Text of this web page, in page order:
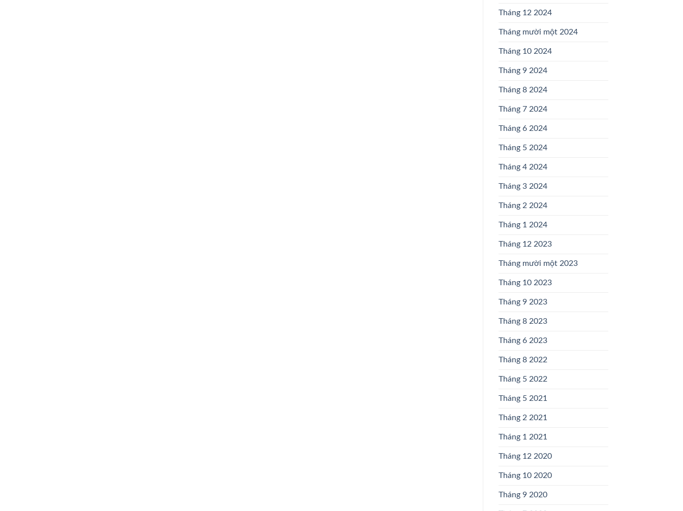
Tháng 12 2024
Tháng mười một 2024
Tháng 10 2024
Tháng 9 2024
Tháng 8 2024
Tháng 7 2024
Tháng 6 2024
Tháng 5 2024
Tháng 4 2024
Tháng 3 2024
Tháng 2 2024
Tháng 1 2024
Tháng 12 2023
Tháng mười một 2023
Tháng 10 2023
Tháng 9 2023
Tháng 8 2023
Tháng 6 2023
Tháng 8 2022
Tháng 5 2022
Tháng 5 2021
Tháng 2 2021
Tháng 1 2021
Tháng 12 2020
Tháng 10 2020
Tháng 9 2020